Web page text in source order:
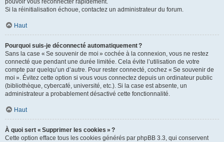
pouvoir vous reconnecter rapidement.
Si la réinitialisation échoue, contactez un administrateur du forum.
Haut
Pourquoi suis-je déconnecté automatiquement ?
Sans la case « Se souvenir de moi » cochée à la connexion, vous ne restez
connecté que pendant une durée limitée. Cela évite l’utilisation de votre
compte par quelqu’un d’autre. Pour rester connecté, cochez « Se souvenir de
moi ». Évitez cette option si vous vous connectez depuis un ordinateur public
(bibliothèque, cybercafé, université, etc.). Si la case est absente, un
administrateur a probablement désactivé cette fonctionnalité.
Haut
À quoi sert « Supprimer les cookies » ?
Cette option efface tous les cookies générés par phpBB 3.3, qui conservent